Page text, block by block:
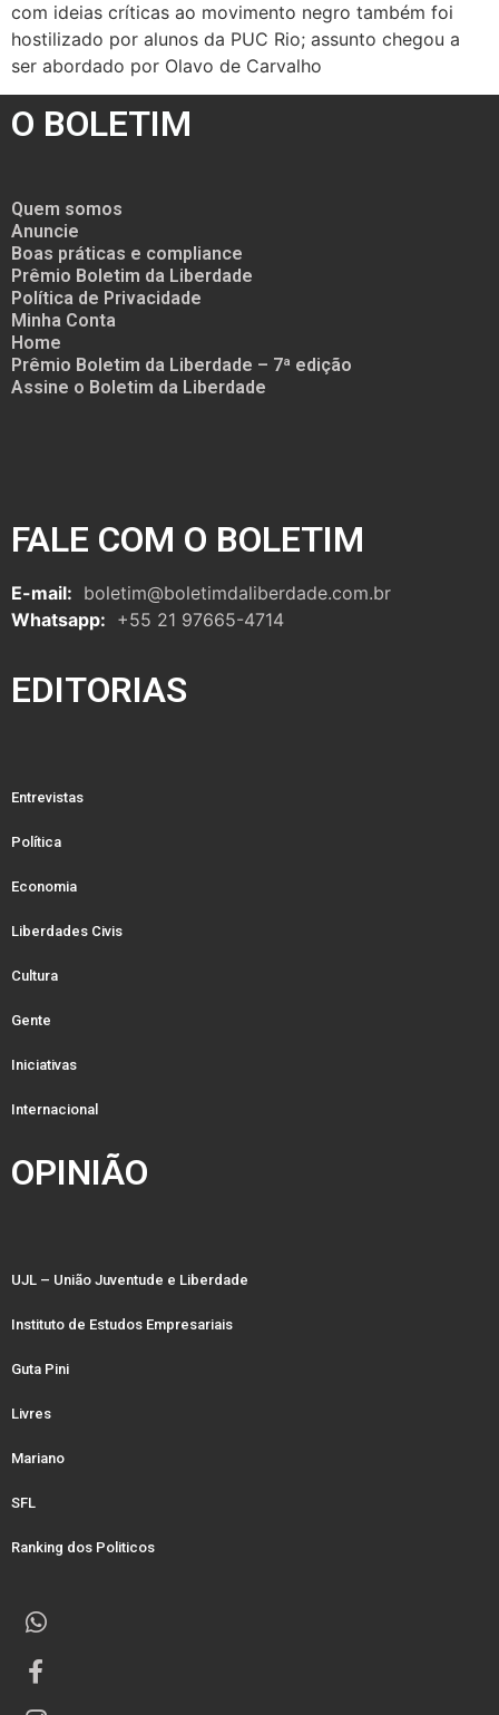
com ideias críticas ao movimento negro também foi
hostilizado por alunos da PUC Rio; assunto chegou a
ser abordado por Olavo de Carvalho
O BOLETIM
Quem somos
Anuncie
Boas práticas e compliance
Prêmio Boletim da Liberdade
Política de Privacidade
Minha Conta
Home
Prêmio Boletim da Liberdade – 7ª edição
Assine o Boletim da Liberdade
FALE COM O BOLETIM
E-mail: boletim@boletimdaliberdade.com.br
Whatsapp: +55 21 97665-4714
EDITORIAS
Entrevistas
Política
Economia
Liberdades Civis
Cultura
Gente
Iniciativas
Internacional
OPINIÃO
UJL – União Juventude e Liberdade
Instituto de Estudos Empresariais
Guta Pini
Livres
Mariano
SFL
Ranking dos Politicos